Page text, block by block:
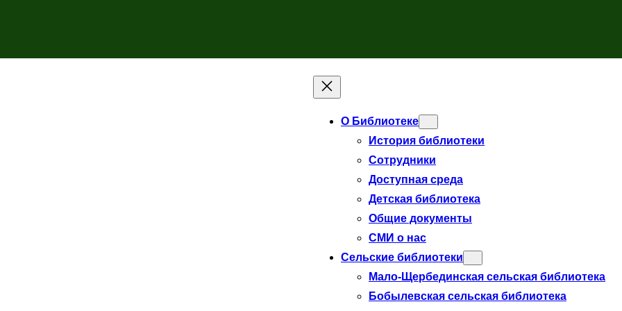
О Библиотеке
История библиотеки
Сотрудники
Доступная среда
Детская библиотека
Общие документы
СМИ о нас
Сельские библиотеки
Мало-Щербединская сельская библиотека
Бобылевская сельская библиотека